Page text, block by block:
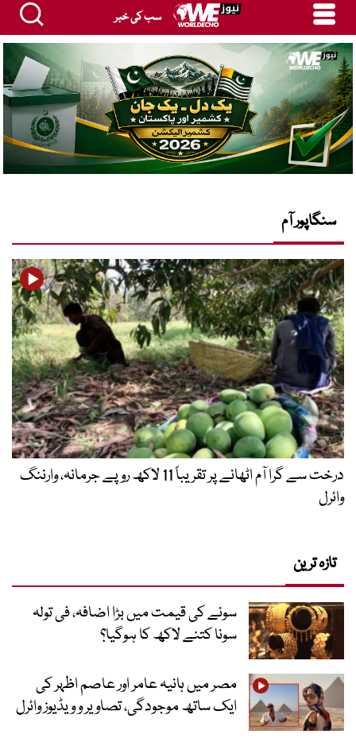
سب کی خبر
سنگاپور آم
درخت سے گرا آم اٹھانے پر تقریباً 11 لاکھ روپے جرمانہ، وارننگ
وائرل
تازہ ترین
سونے کی قیمت میں بڑا اضافہ، فی تولہ
سونا کتنے لاکھ کا ہوگیا؟
مصر میں ہانیہ عامر اور عاصم اظہر کی
ایک ساتھ موجودگی، تصاویر و ویڈیوز وائرل